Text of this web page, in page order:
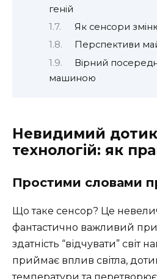
геній
Як сенсори
Перспективи
Вірний
машиною
Невидимий
технологій: як
Простими словами
Що таке сенсор? Це
фантастично важливий
здатність “відчувати” світ
приймає вплив світла,